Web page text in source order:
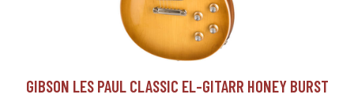
GIBSON LES PAUL CLASSIC EL-GITARR HONEY BURST